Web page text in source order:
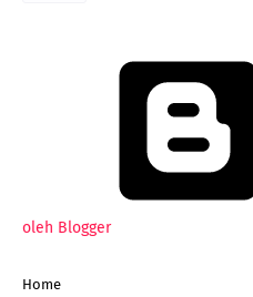
oleh Blogger
Home